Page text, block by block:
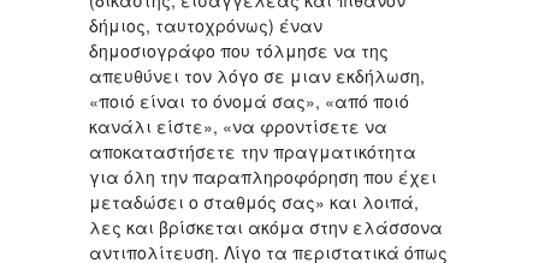
δήμιος, ταυτοχρόνως) έναν
δημοσιογράφο που τόλμησε να της
απευθύνει τον λόγο σε μιαν εκδήλωση,
«ποιό είναι το όνομά σας», «από ποιό
κανάλι είστε», «να φροντίσετε να
αποκαταστήσετε την πραγματικότητα
για όλη την παραπληροφόρηση που έχει
μεταδώσει ο σταθμός σας» και λοιπά,
λες και βρίσκεται ακόμα στην ελάσσονα
αντιπολίτευση. Λίγο τα περιστατικά όπως